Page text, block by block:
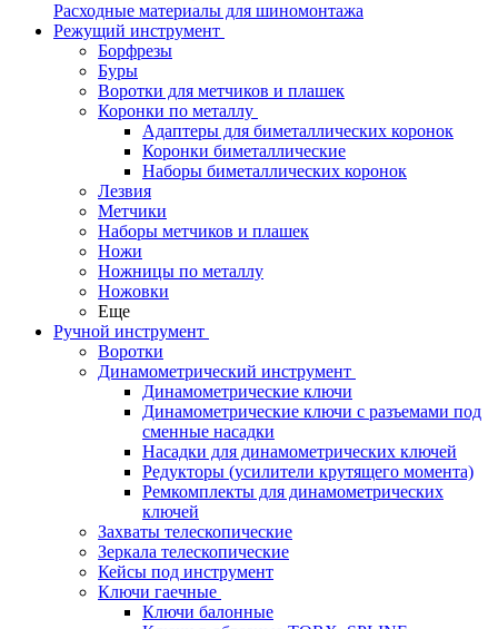
Расходные материалы для шиномонтажа
Режущий инструмент
Борфрезы
Буры
Воротки для метчиков и плашек
Коронки по металлу
Адаптеры для биметаллических коронок
Коронки биметаллические
Наборы биметаллических коронок
Лезвия
Метчики
Наборы метчиков и плашек
Ножи
Ножницы по металлу
Ножовки
Еще
Ручной инструмент
Воротки
Динамометрический инструмент
Динамометрические ключи
Динамометрические ключи с разъемами под
сменные насадки
Насадки для динамометрических ключей
Редукторы (усилители крутящего момента)
Ремкомплекты для динамометрических
ключей
Захваты телескопические
Зеркала телескопические
Кейсы под инструмент
Ключи гаечные
Ключи балонные